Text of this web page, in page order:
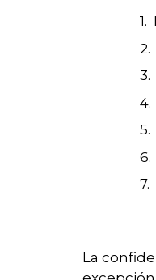
La